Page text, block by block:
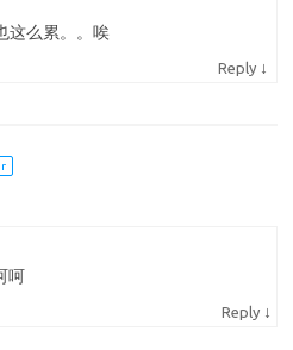
这么累。。唉
Reply ↓
呵
Reply ↓